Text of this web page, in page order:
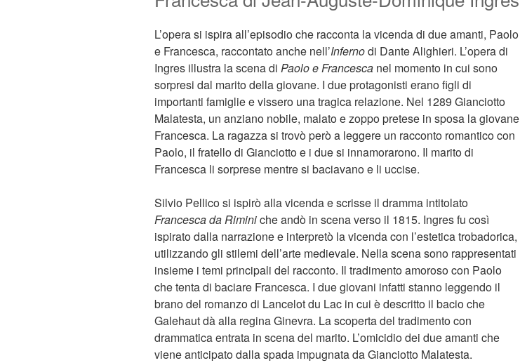
L’opera si ispira all’episodio che racconta la vicenda di due amanti, Paolo
e Francesca, raccontato anche nell’Infernodi Dante Alighieri. L’opera di
Ingres illustra la scena di Paolo e Francesca nel momento in cui sono
sorpresi dal marito della giovane. I due protagonisti erano figli di
importanti famiglie e vissero una tragica relazione. Nel 1289 Gianciotto
Malatesta, un anziano nobile, malato e zoppo pretese in sposa la giovane
Francesca. La ragazza si trovò però a leggere un racconto romantico con
Paolo, il fratello di Gianciotto e i due si innamorarono. Il marito di
Francesca li sorprese mentre si baciavano e li uccise.
Silvio Pellico si ispirò alla vicenda e scrisse il dramma intitolato
Francesca da Riminiche andò in scena verso il 1815. Ingres fu così
ispirato dalla narrazione e interpretò la vicenda con l’estetica trobadorica,
utilizzando gli stilemi dell’arte medievale. Nella scena sono rappresentati
insieme i temi principali del racconto. Il tradimento amoroso con Paolo
che tenta di baciare Francesca. I due giovani infatti stanno leggendo il
brano del romanzo di Lancelot du Lac in cui è descritto il bacio che
Galehaut dà alla regina Ginevra. La scoperta del tradimento con
drammatica entrata in scena del marito. L’omicidio dei due amanti che
viene anticipato dalla spada impugnata da Gianciotto Malatesta.